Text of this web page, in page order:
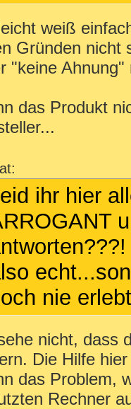
weiß
Gründen nicht
"keine Ahnung"
das Produkt
ihr hier
nie
nicht, dass
Die Hilfe
das Problem,
Rechner